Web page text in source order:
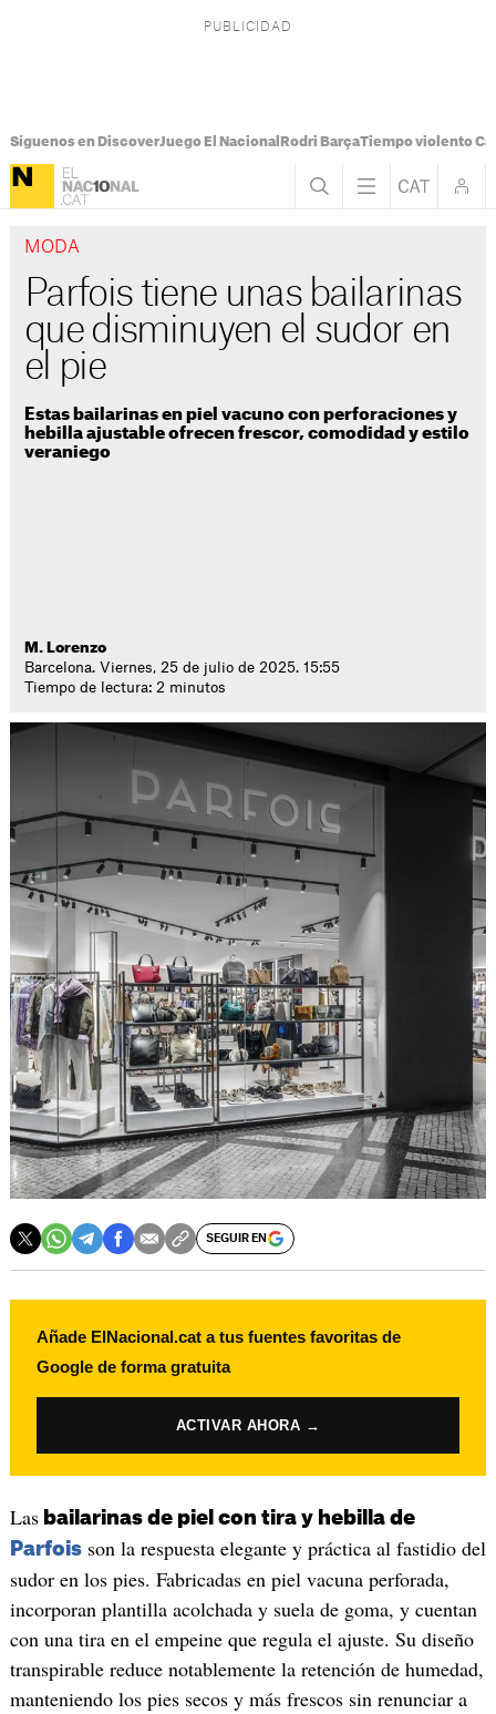
Síguenos en DiscoverJuego El Nacional Rodri BarçaTiempo violento
MODA
Parfois tiene unas bailarinas
que disminuyen el sudor en
el pie
Estas bailarinas en piel vacuno con perforaciones y
hebilla ajustable ofrecen frescor, comodidad y estilo
veraniego
M. Lorenzo
Barcelona. Viernes, 25 de julio de 2025. 15:55
Tiempo de lectura: 2 minutos
SEGUIR EN
Añade ElNacional.cat a tus fuentes favoritas de
Google de forma gratuita
ACTIVAR AHORA →
Lasbailarinas de piel con tira y hebilla de
Parfoisson la respuesta elegante y práctica al fastidio del
sudor en los pies. Fabricadas en piel vacuna perforada,
incorporan plantilla acolchada y suela de goma, y cuentan
con una tira en el empeine que regula el ajuste. Su diseño
transpirable reduce notablemente la retención de humedad,
manteniendo los pies secos y más frescos sin renunciar a